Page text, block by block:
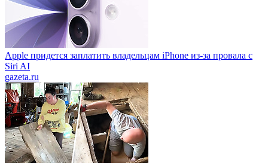
Apple придется заплатить владельцам iPhone из-за провала с
Siri AI
gazeta.ru